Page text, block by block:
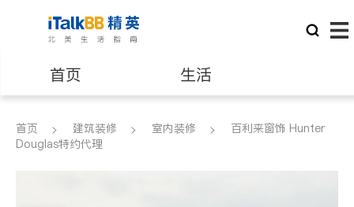
首页 生活
医生 律师
首页 建筑装修 室内装修
百利来窗饰 Hunter
Douglas特约代理